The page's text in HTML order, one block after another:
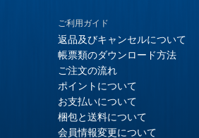
ご利用ガイド
返品及びキャンセルについて
帳票類のダウンロード方法
ご注文の流れ
ポイントについて
お支払いについて
梱包と送料について
会員情報変更について